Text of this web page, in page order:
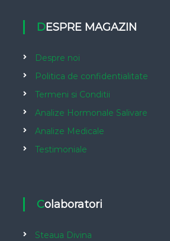
DESPRE MAGAZIN
Despre noi
Politica de confidentialitate
Termeni si Conditii
Analize Hormonale Salivare
Analize Medicale
Testimoniale
Colaboratori
Steaua Divina